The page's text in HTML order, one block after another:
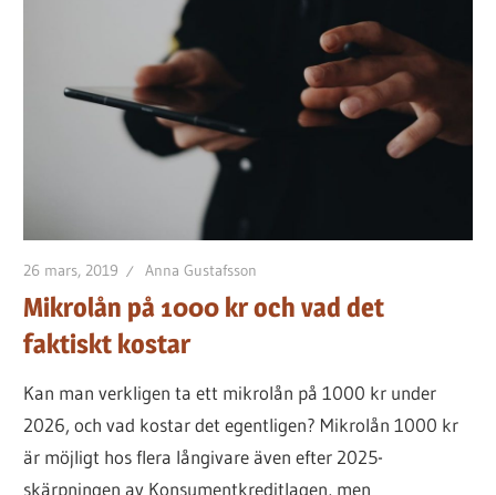
26 mars, 2019 Anna Gustafsson
Mikrolån på 1000 kr och vad det
faktiskt kostar
Kan man verkligen ta ett mikrolån på 1000 kr under
2026, och vad kostar det egentligen? Mikrolån 1000 kr
är möjligt hos flera långivare även efter 2025-
skärpningen av Konsumentkreditlagen, men